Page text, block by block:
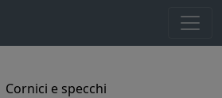
Cornici e specchi